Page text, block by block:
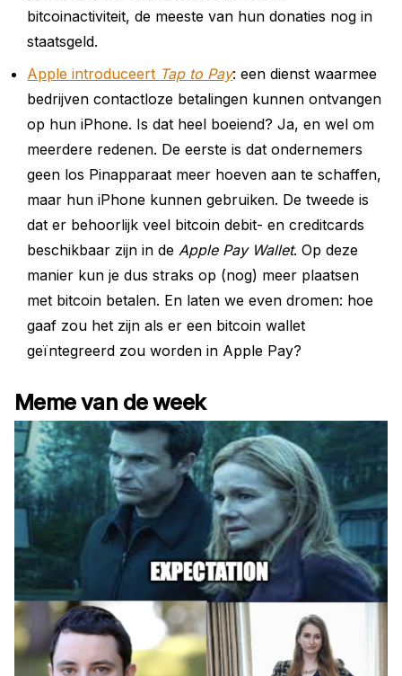
bitcoinactiviteit, de meeste van hun donaties nog in
staatsgeld.
Apple introduceert Tap to Pay: een dienst waarmee
bedrijven contactloze betalingen kunnen ontvangen
op hun iPhone. Is dat heel boeiend? Ja, en wel om
meerdere redenen. De eerste is dat ondernemers
geen los Pinapparaat meer hoeven aan te schaffen,
maar hun iPhone kunnen gebruiken. De tweede is
dat er behoorlijk veel bitcoin debit- en creditcards
beschikbaar zijn in de Apple Pay Wallet. Op deze
manier kun je dus straks op (nog) meer plaatsen
met bitcoin betalen. En laten we even dromen: hoe
gaaf zou het zijn als er een bitcoin wallet
geïntegreerd zou worden in Apple Pay?
Meme van de week